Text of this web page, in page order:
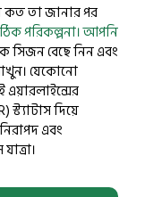
কত তা জানার পর
পরিকল্পনা। আপনি
সিজন বেছে নিন এবং
যেকোনো
দিয়ে
এবং